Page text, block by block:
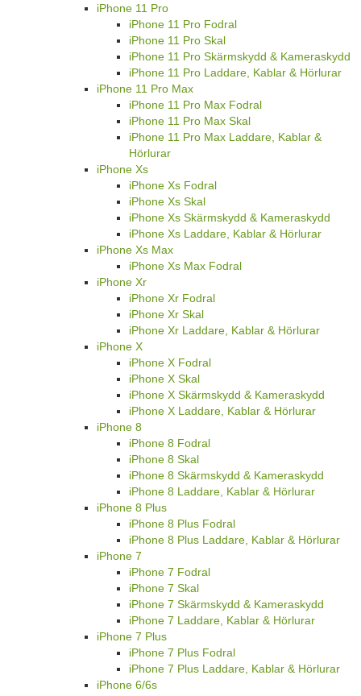
iPhone 11 Pro
iPhone 11 Pro Fodral
iPhone 11 Pro Skal
iPhone 11 Pro Skärmskydd & Kameraskydd
iPhone 11 Pro Laddare, Kablar & Hörlurar
iPhone 11 Pro Max
iPhone 11 Pro Max Fodral
iPhone 11 Pro Max Skal
iPhone 11 Pro Max Laddare, Kablar &
Hörlurar
iPhone Xs
iPhone Xs Fodral
iPhone Xs Skal
iPhone Xs Skärmskydd & Kameraskydd
iPhone Xs Laddare, Kablar & Hörlurar
iPhone Xs Max
iPhone Xs Max Fodral
iPhone Xr
iPhone Xr Fodral
iPhone Xr Skal
iPhone Xr Laddare, Kablar & Hörlurar
iPhone X
iPhone X Fodral
iPhone X Skal
iPhone X Skärmskydd & Kameraskydd
iPhone X Laddare, Kablar & Hörlurar
iPhone 8
iPhone 8 Fodral
iPhone 8 Skal
iPhone 8 Skärmskydd & Kameraskydd
iPhone 8 Laddare, Kablar & Hörlurar
iPhone 8 Plus
iPhone 8 Plus Fodral
iPhone 8 Plus Laddare, Kablar & Hörlurar
iPhone 7
iPhone 7 Fodral
iPhone 7 Skal
iPhone 7 Skärmskydd & Kameraskydd
iPhone 7 Laddare, Kablar & Hörlurar
iPhone 7 Plus
iPhone 7 Plus Fodral
iPhone 7 Plus Laddare, Kablar & Hörlurar
iPhone 6/6s